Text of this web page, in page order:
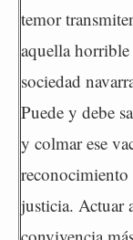
temor
aquella
sociedad
Puede y debe
y colmar ese
reconocimiento
justicia. Actuar